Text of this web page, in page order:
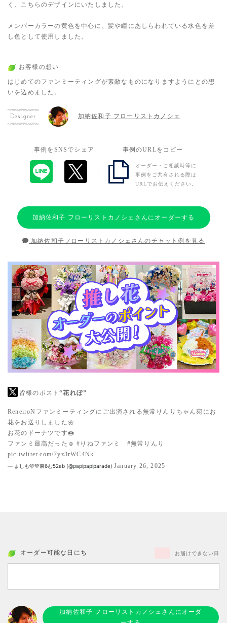
く、こちらのデザインにいたしました。
メンバーカラーの黄色を中心に、髪や瞳にあしらわれている水色を差
し色として使用しました。
お客様の想い
はじめてのファンミーティングが素敵なものになりますようにとの想
いを込めました。
Designer 加納佐和子 フローリストカノシェ
事例をSNSでシェア 事例のURLをコピー
オーダー・ご相談時等に
事例をご共有される際は
URLでお伝えください。
加納佐和子 フローリストカノシェさんにオーダーする
加納佐和子フローリストカノシェさんのチャット例を見る
皆様のポスト“花れぽ”
ReneiroNファンミーティングにご出演される無常りんりちゃん宛にお
花をお送りしました🌼
お花のドーナツです🍩
ファンミ最高だった☺️#りねファンミ
#無常りんり
pic.twitter.com/7yz3rWC4Nk
— ましも🩵💚東6む52ab (@papipapiparade) January 26, 2025
オーダー可能な日にち お届けできない日
加納佐和子 フローリストカノシェさんにオーダ